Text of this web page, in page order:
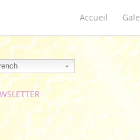
Accueil